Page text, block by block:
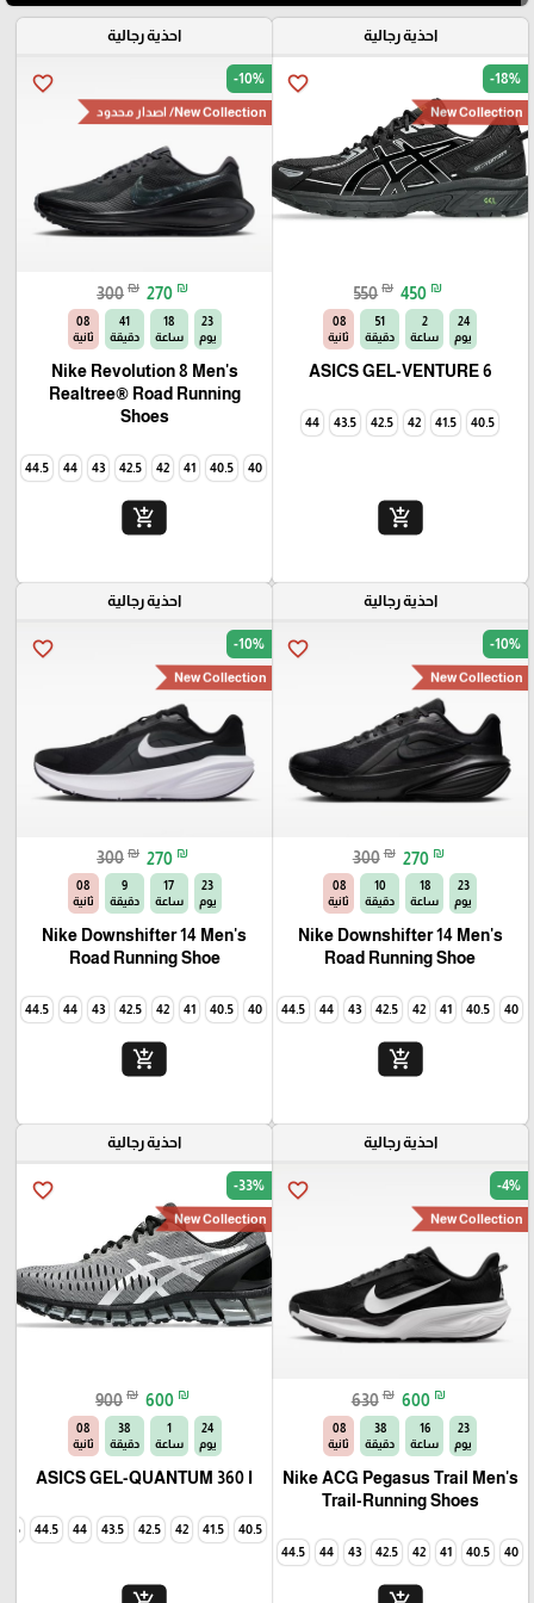
احذية رجالية
favorite_border -18%
New Collection
550 ₪ 450 ₪
24
يوم
2
ساعة
51
دقيقة
07
ثانية
ASICS GEL-VENTURE 6
40.5
41.5
42
42.5
43.5
44
add_shopping_cart
احذية رجالية
favorite_border -10%
New Collection/ اصدار محدود
300 ₪ 270 ₪
23
يوم
18
ساعة
41
دقيقة
07
ثانية
Nike Revolution 8 Men's
Realtree® Road Running
Shoes
40
40.5
41
42
42.5
43
44
44.5
add_shopping_cart
احذية رجالية
favorite_border -10%
New Collection
300 ₪ 270 ₪
23
يوم
18
ساعة
10
دقيقة
07
ثانية
Nike Downshifter 14 Men's
Road Running Shoe
40
40.5
41
42
42.5
43
44
44.5
45
add_shopping_cart
احذية رجالية
favorite_border -10%
New Collection
300 ₪ 270 ₪
23
يوم
17
ساعة
9
دقيقة
07
ثانية
Nike Downshifter 14 Men's
Road Running Shoe
40
40.5
41
42
42.5
43
44
44.5
add_shopping_cart
احذية رجالية
favorite_border -4%
New Collection
630 ₪ 600 ₪
23
يوم
16
ساعة
38
دقيقة
07
ثانية
Nike ACG Pegasus Trail Men's
Trail-Running Shoes
40
40.5
41
42
42.5
43
44
44.5
احذية رجالية
favorite_border -33%
New Collection
900 ₪ 600 ₪
24
يوم
1
ساعة
38
دقيقة
07
ثانية
ASICS GEL-QUANTUM 360 I
40.5
41.5
42
42.5
43.5
44
44.5
45